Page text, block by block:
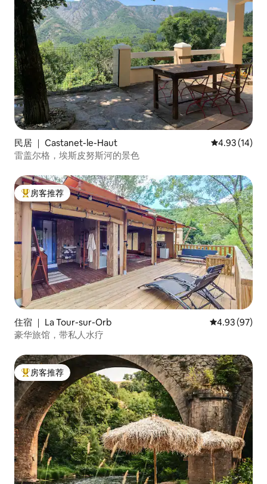
民居 ｜ Castanet-le-Haut 平均评分
4.93 (14)
雷盖尔格，埃斯皮努斯河的景色
热门「房客推荐」
房客推荐
住宿 ｜ La Tour-sur-Orb 平均评分
4.93 (97)
豪华旅馆，带私人水疗
热门「房客推荐」
房客推荐